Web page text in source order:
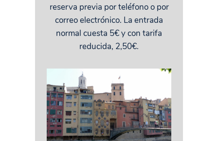
reserva previa por teléfono o por
correo electrónico. La entrada
normal cuesta 5€ y con tarifa
reducida, 2,50€.